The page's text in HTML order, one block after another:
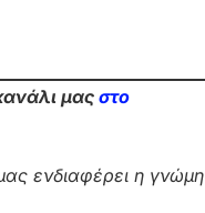
μας στο
ενδιαφέρει η γνώμη